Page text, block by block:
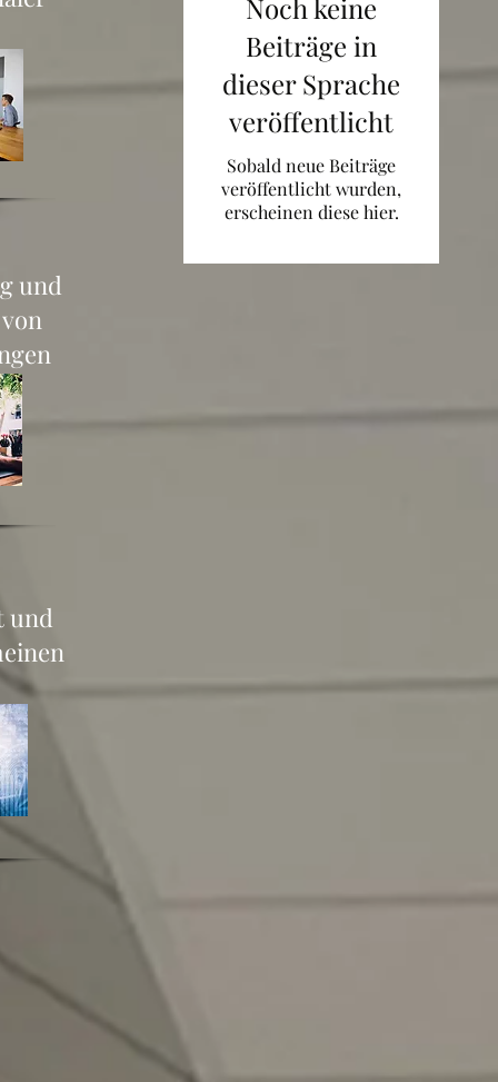
und
und
Noch keine
Beiträge in
dieser Sprache
veröffentlicht
Sobald neue Beiträge
veröffentlicht wurden,
erscheinen diese hier.